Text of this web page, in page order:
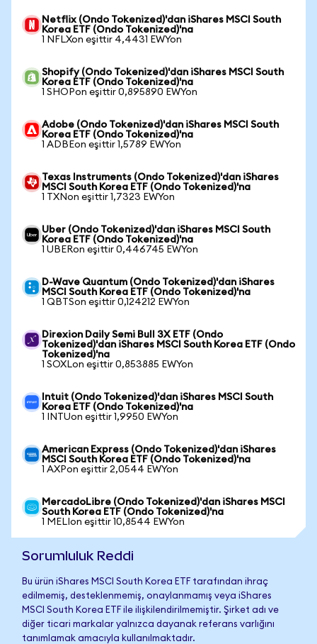
Netflix (Ondo Tokenized)'dan iShares MSCI South
Korea ETF (Ondo Tokenized)'na
1 NFLXon eşittir 4,4431 EWYon
Shopify (Ondo Tokenized)'dan iShares MSCI South
Korea ETF (Ondo Tokenized)'na
1 SHOPon eşittir 0,895890 EWYon
Adobe (Ondo Tokenized)'dan iShares MSCI South
Korea ETF (Ondo Tokenized)'na
1 ADBEon eşittir 1,5789 EWYon
Texas Instruments (Ondo Tokenized)'dan iShares
MSCI South Korea ETF (Ondo Tokenized)'na
1 TXNon eşittir 1,7323 EWYon
Uber (Ondo Tokenized)'dan iShares MSCI South
Korea ETF (Ondo Tokenized)'na
1 UBERon eşittir 0,446745 EWYon
D-Wave Quantum (Ondo Tokenized)'dan iShares
MSCI South Korea ETF (Ondo Tokenized)'na
1 QBTSon eşittir 0,124212 EWYon
Direxion Daily Semi Bull 3X ETF (Ondo
Tokenized)'dan iShares MSCI South Korea ETF (Ondo
Tokenized)'na
1 SOXLon eşittir 0,853885 EWYon
Intuit (Ondo Tokenized)'dan iShares MSCI South
Korea ETF (Ondo Tokenized)'na
1 INTUon eşittir 1,9950 EWYon
American Express (Ondo Tokenized)'dan iShares
MSCI South Korea ETF (Ondo Tokenized)'na
1 AXPon eşittir 2,0544 EWYon
MercadoLibre (Ondo Tokenized)'dan iShares MSCI
South Korea ETF (Ondo Tokenized)'na
1 MELIon eşittir 10,8544 EWYon
Sorumluluk Reddi
Bu ürün iShares MSCI South Korea ETF tarafından ihraç
edilmemiş, desteklenmemiş, onaylanmamış veya iShares
MSCI South Korea ETF ile ilişkilendirilmemiştir. Şirket adı ve
diğer ticari markalar yalnızca dayanak referans varlığını
tanımlamak amacıyla kullanılmaktadır.